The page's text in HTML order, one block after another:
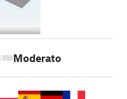
Moderato